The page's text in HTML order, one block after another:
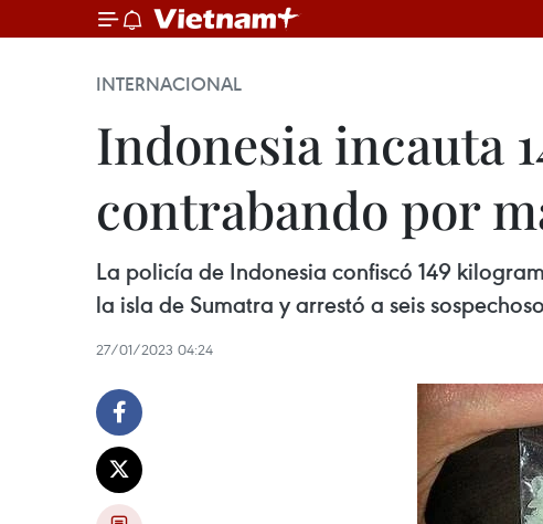
INTERNACIONAL
Indonesia incauta
contrabando por
La policía de Indonesia confiscó 149
la isla de Sumatra y arrestó a seis
27/01/2023 04:24